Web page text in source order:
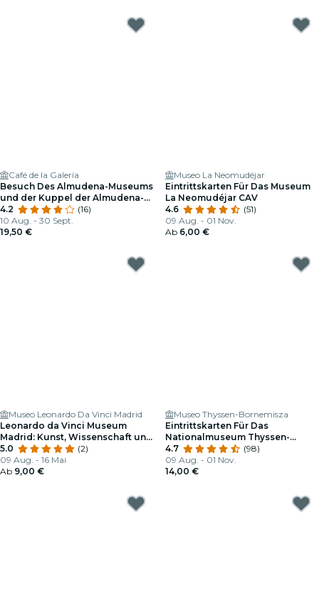
Café de la Galería
Besuch Des Almudena-Museums
und der Kuppel der Almudena-
Kathedrale mit Dem Besten Blick
Auf Das Zentrum von Madrid +
Frühstück
4.2
(16)
10 Aug. - 30 Sept.
19,50 €
Museo La Neomudéjar
Eintrittskarten Für Das Museum
La Neomudéjar CAV
4.6
(51)
09 Aug. - 01 Nov.
Ab 6,00 €
Museo Leonardo Da Vinci Madrid
Leonardo da Vinci Museum
Madrid: Kunst, Wissenschaft und
Erfindungen
5.0
(2)
09 Aug. - 16 Mai
Ab 9,00 €
Museo Thyssen-Bornemisza
Eintrittskarten Für Das
Nationalmuseum Thyssen-
Bornemisza: Ständige Sammlung
4.7
(98)
09 Aug. - 01 Nov.
14,00 €